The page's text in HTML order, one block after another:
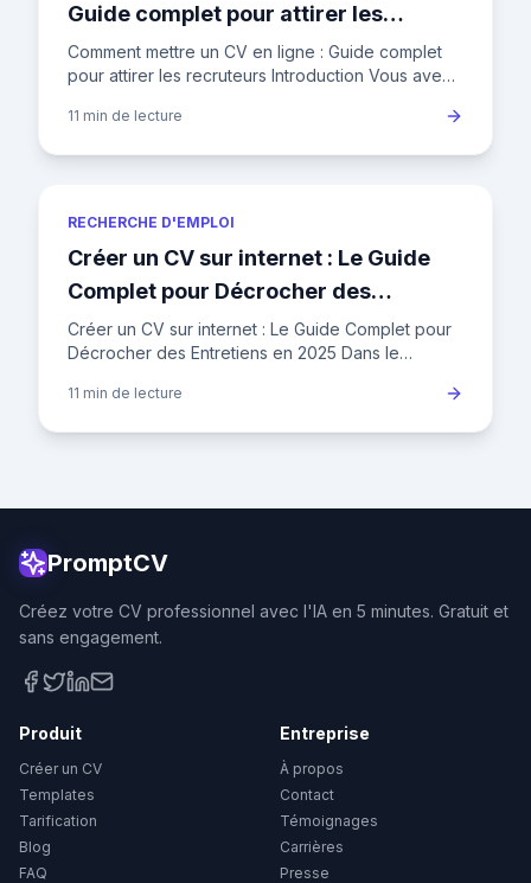
Guide complet pour attirer les
recruteurs
Comment mettre un CV en ligne : Guide complet
pour attirer les recruteurs Introduction Vous avez
ordinateur ? Pu
11 min de lecture
RECHERCHE D'EMPLOI
Créer un CV sur internet : Le Guide
Complet pour Décrocher des
Entretiens en 2025
Créer un CV sur internet : Le Guide Complet pour
Décrocher des Entretiens en 2025 Dans le
votre CV n'est plus un si
11 min de lecture
PromptCV
Créez votre CV professionnel avec l'IA en 5 minutes. Gratuit et
sans engagement.
Produit
Créer un CV
Templates
Tarification
Blog
FAQ
Entreprise
À propos
Contact
Témoignages
Carrières
Presse